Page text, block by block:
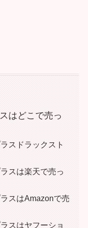
はどこで売っ
スドラックスト
スは楽天で売っ
スはAmazonで売
スはヤフーショ